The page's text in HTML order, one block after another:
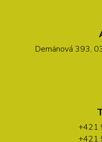
Demänová 393,
+421
+421